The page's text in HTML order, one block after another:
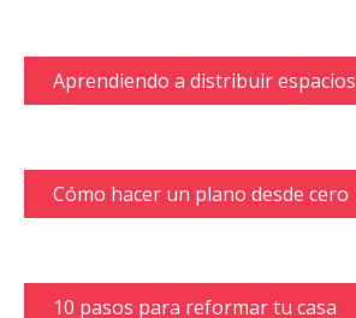
Aprendiendo a distribuir espacios
Cómo hacer un plano desde cero
10 pasos para reformar tu casa